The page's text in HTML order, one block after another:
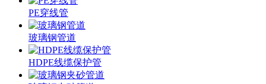
PE穿线管
玻璃钢管道
HDPE线缆保护管